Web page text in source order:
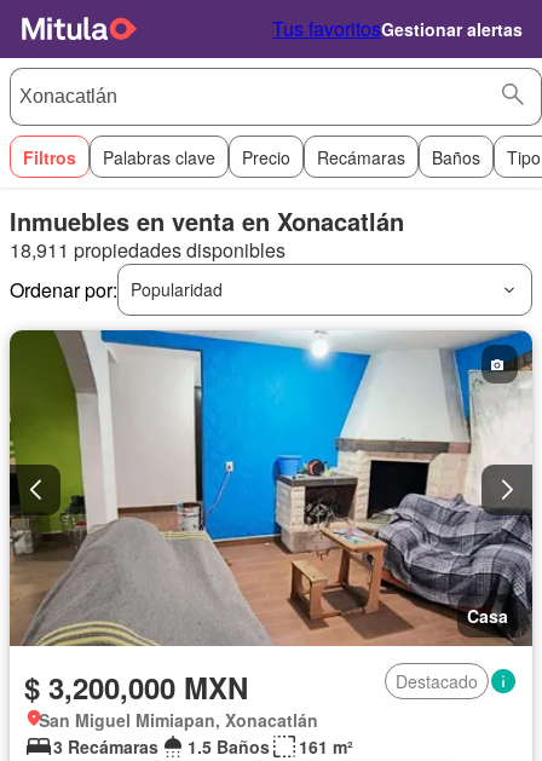
Tus favoritosGestionar alertas
Filtros Palabras clave Precio Recámaras Baños
Inmuebles en venta en Xonacatlán
18,911 propiedades disponibles
Ordenar por:
Popularidad
Casa
$ 3,200,000 MXN
Destacado
San Miguel Mimiapan, Xonacatlán
3 Recámaras
1.5 Baños
161 m²